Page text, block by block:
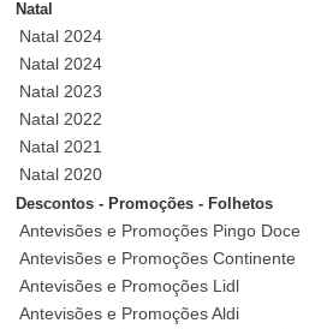
Natal
Natal 2024
Natal 2024
Natal 2023
Natal 2022
Natal 2021
Natal 2020
Descontos - Promoções - Folhetos
Antevisões e Promoções Pingo Doce
Antevisões e Promoções Continente
Antevisões e Promoções Lidl
Antevisões e Promoções Aldi